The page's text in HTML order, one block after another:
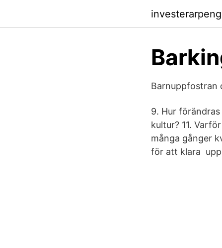
Barnuppfostran
9. Hur
kultur? 11.
många gånger
för att klara